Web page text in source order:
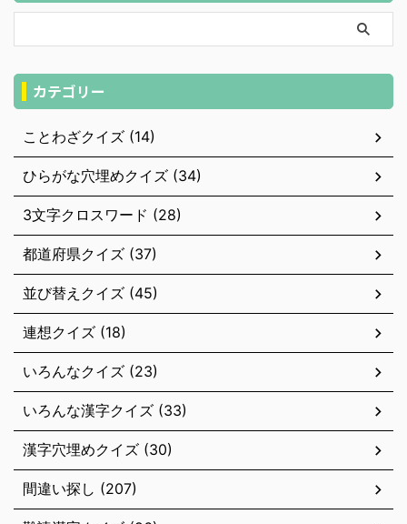
カテゴリー
ことわざクイズ (14)
ひらがな穴埋めクイズ (34)
3文字クロスワード (28)
都道府県クイズ (37)
並び替えクイズ (45)
連想クイズ (18)
いろんなクイズ (23)
いろんな漢字クイズ (33)
漢字穴埋めクイズ (30)
間違い探し (207)